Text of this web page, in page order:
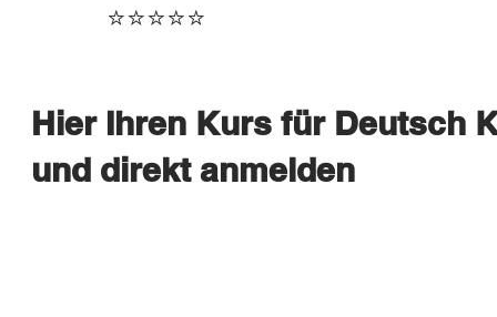
⭐⭐⭐⭐⭐
Hier Ihren Kurs für Deutsch
und direkt anmelden